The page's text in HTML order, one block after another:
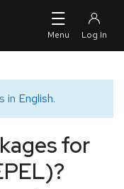
in English.
for